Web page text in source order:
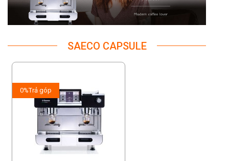
SAECO CAPSULE
0%Trả góp